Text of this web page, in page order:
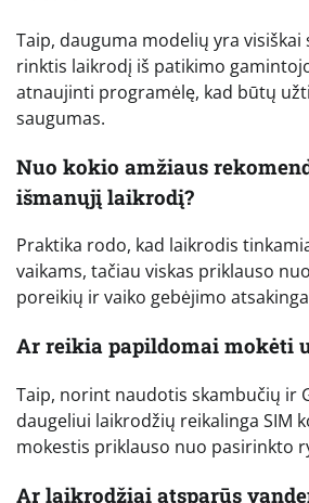
Taip, dauguma modelių yra visiškai
rinktis laikrodį iš patikimo
atnaujinti programėlę, kad būtų
saugumas.
Nuo kokio amžiaus
išmanųjį laikrodį?
Praktika rodo, kad laikrodis
vaikams, tačiau viskas priklauso
poreikių ir vaiko gebėjimo
Ar reikia papildomai mokėti
Taip, norint naudotis skambučių ir
daugeliui laikrodžių reikalinga SIM
mokestis priklauso nuo pasirinkto
Ar laikrodžiai atsparūs